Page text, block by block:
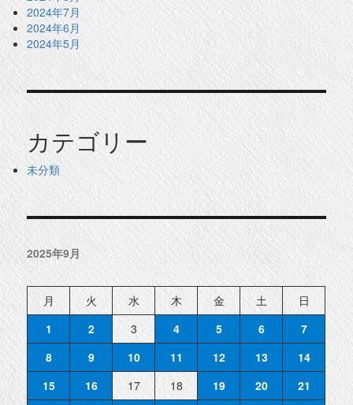
2024年7月
2024年6月
2024年5月
カテゴリー
未分類
2025年9月
月 火 水 木 金 土
日
1
2 3 4 5 6
7
8
9 10 11 12 13
14
15
16 17 18 19 20
21